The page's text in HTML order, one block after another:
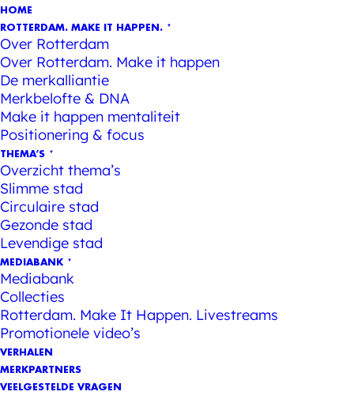
HOME
ROTTERDAM. MAKE IT HAPPEN.
Over Rotterdam
Over Rotterdam. Make it happen
De merkalliantie
Merkbelofte & DNA
Make it happen mentaliteit
Positionering & focus
THEMA’S
Overzicht thema’s
Slimme stad
Circulaire stad
Gezonde stad
Levendige stad
MEDIABANK
Mediabank
Collecties
Rotterdam. Make It Happen. Livestreams
Promotionele video’s
VERHALEN
MERKPARTNERS
VEELGESTELDE VRAGEN